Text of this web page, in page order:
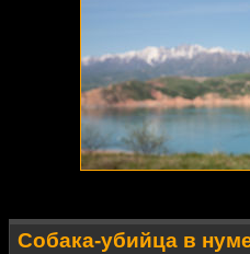
Собака-убийца в